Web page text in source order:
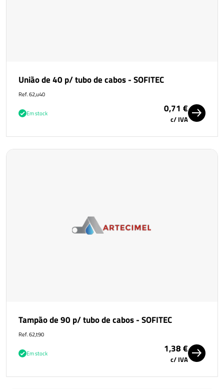
União de 40 p/ tubo de cabos - SOFITEC
Ref. 62,u40
Em stock 0,71 €
c/ IVA
Tampão de 90 p/ tubo de cabos - SOFITEC
Ref. 62,t90
Em stock 1,38 €
c/ IVA